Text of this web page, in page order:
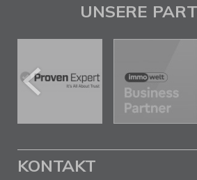
UNSERE
KONTAKT